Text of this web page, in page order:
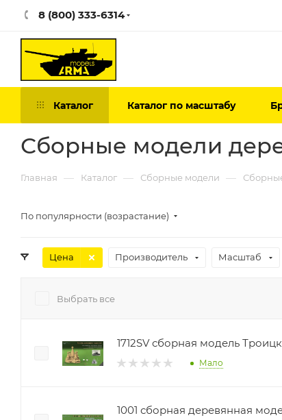
8 (800) 333-6314
Каталог Каталог по масштабу
Сборные модели
Главная — Каталог — Сборные модели —
По популярности (возрастание)
Цена Производитель Масштаб
Выбрать все
1712SV сборная модель
Мало
1001 сборная деревянная